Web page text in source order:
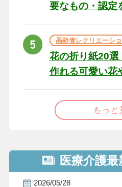
要なもの・認定
た場合の対処法
高齢者レクリエーシ
花の折り紙20選
作れる可愛い花
で
もっと
医療介護
2026/05/28